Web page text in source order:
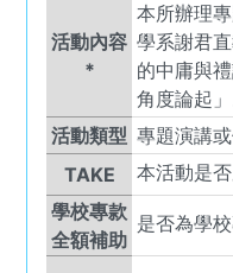
活動內容
*
本所辦理
學系謝君
的中庸與
角度論起」
活動類型 專題演講
TAKE
本活動是
學校專款
全額補助
是否為學